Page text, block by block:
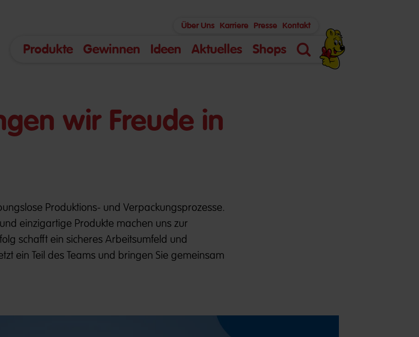
Produkte Gewinnen Ideen Aktuelles Shops
Suche
Über Uns Karriere Presse Kontakt
wir Freude in
Produktions- und Verpackungsprozesse.
einzigartige Produkte machen uns zur
schafft ein sicheres Arbeitsumfeld und
ein Teil des Teams und bringen Sie gemeinsam